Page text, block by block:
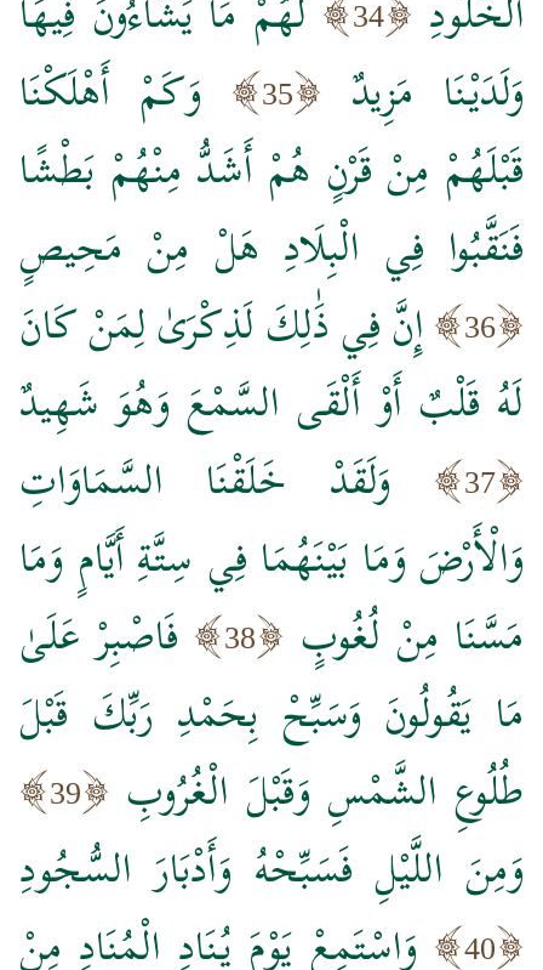
الْخُلُودِ
34
لَهُمْ مَا يَشَاءُونَ فِيهَا
وَلَدَيْنَا مَزِيدٌ
35
وَكَمْ أَهْلَكْنَا
قَبْلَهُمْ مِنْ قَرْنٍ هُمْ أَشَدُّ مِنْهُمْ بَطْشًا
فَنَقَّبُوا فِي الْبِلَادِ هَلْ مِنْ مَحِيصٍ
36
إِنَّ فِي ذَٰلِكَ لَذِكْرَىٰ لِمَنْ كَانَ
لَهُ قَلْبٌ أَوْ أَلْقَى السَّمْعَ وَهُوَ شَهِيدٌ
37
وَلَقَدْ خَلَقْنَا السَّمَاوَاتِ
وَالْأَرْضَ وَمَا بَيْنَهُمَا فِي سِتَّةِ أَيَّامٍ وَمَا
مَسَّنَا مِنْ لُغُوبٍ
38
فَاصْبِرْ عَلَىٰ
مَا يَقُولُونَ وَسَبِّحْ بِحَمْدِ رَبِّكَ قَبْلَ
طُلُوعِ الشَّمْسِ وَقَبْلَ الْغُرُوبِ
39
وَمِنَ اللَّيْلِ فَسَبِّحْهُ وَأَدْبَارَ السُّجُودِ
40
وَاسْتَمِعْ يَوْمَ يُنَادِ الْمُنَادِ مِنْ